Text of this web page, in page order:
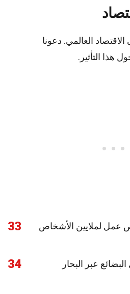
الاقتصاد العالمي. دعونا
التأثير.
33
عمل لملايين الأشخاص
34
عبر البحار